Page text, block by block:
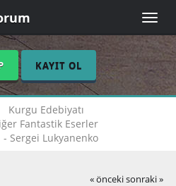
Toggle
KAYIT OL
Kurgu Edebiyatı
Fantastik Eserler
Sergei Lukyanenko
« önceki sonraki »